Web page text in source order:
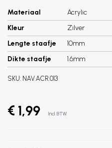
Materiaal
Acrylic
Kleur
Zilver
Lengte staafje
10mm
Dikte staafje
1.6mm
SKU: NAV.ACR.013
€ 1,99 Incl. BTW